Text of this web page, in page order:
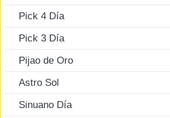
Pick 4 Día
Pick 3 Día
Pijao de Oro
Astro Sol
Sinuano Día